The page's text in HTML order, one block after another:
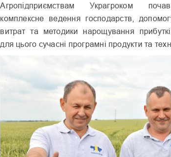
Агропідприємствам Украгроком
комплексне ведення господарств,
витрат та методики нарощування
для цього сучасні програмні продукти та